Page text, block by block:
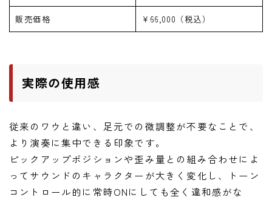
販売価格 ¥66,000（税込）
実際の使用感
従来のワウと違い、足元での微調整が不要なことで、
より演奏に集中できる印象です。
ピックアップポジションや歪み量との組み合わせによ
ってサウンドのキャラクターが大きく変化し、トーン
コントロール的に常時ONにしても全く違和感がな